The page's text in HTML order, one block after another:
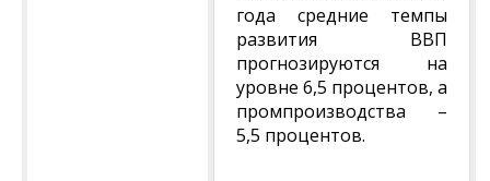
года средние темпы
развития ВВП
прогнозируются на
уровне 6,5 процентов, а
промпроизводства –
5,5 процентов.